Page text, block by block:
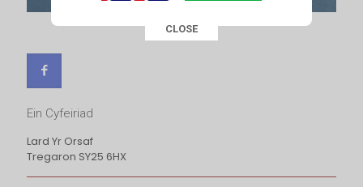
Ein Cyfeiriad
Lard Yr Orsaf
Tregaron SY25 6HX
This popup will close in:
CLOSE